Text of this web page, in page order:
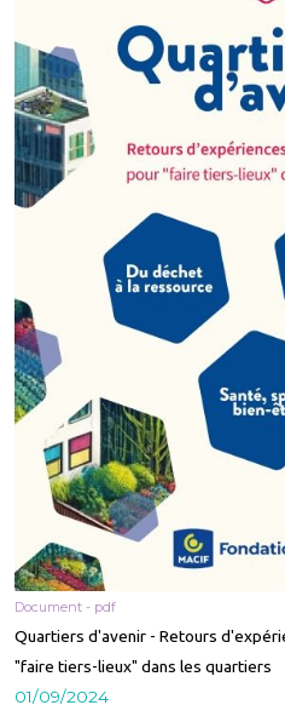
Document - pdf
Quartiers d'avenir - Retours
"faire tiers-lieux" dans les quartiers
01/09/2024